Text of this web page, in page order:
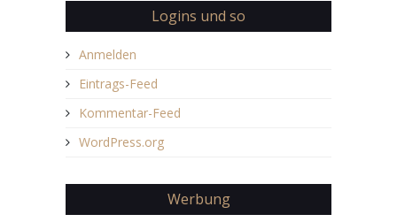
Logins und so
Anmelden
Eintrags-Feed
Kommentar-Feed
WordPress.org
Werbung